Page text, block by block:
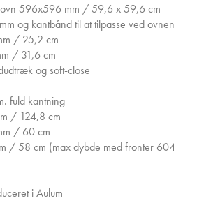
596x596 mm / 59,6 x 59,6 cm
og kantbånd til at tilpasse ved ovnen
/ 25,2 cm
/ 31,6 cm
og soft-close
fuld kantning
/ 124,8 cm
/ 60 cm
/ 58 cm (max dybde med fronter 604
i Aulum